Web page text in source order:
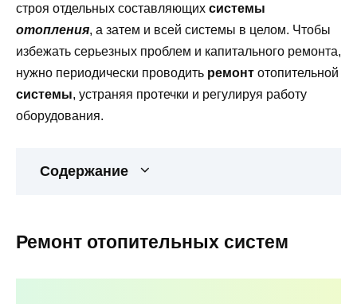
строя отдельных составляющих системы
отопления, а затем и всей системы в целом. Чтобы
избежать серьезных проблем и капитального ремонта,
нужно периодически проводить ремонт отопительной
системы, устраняя протечки и регулируя работу
оборудования.
Содержание
Ремонт отопительных систем